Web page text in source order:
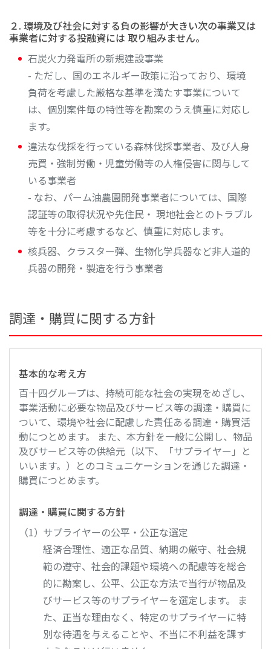
２. 環境及び社会に対する負の影響が大きい次の事業又は
事業者に対する投融資には 取り組みません。
石炭火力発電所の新規建設事業
- ただし、国のエネルギー政策に沿っており、環境
負荷を考慮した厳格な基準を満たす事業について
は、個別案件毎の特性等を勘案のうえ慎重に対応し
ます。
違法な伐採を行っている森林伐採事業者、及び人身
売買・強制労働・児童労働等の人権侵害に関与して
いる事業者
- なお、パーム油農園開発事業者については、国際
認証等の取得状況や先住民・ 現地社会とのトラブル
等を十分に考慮するなど、慎重に対応します。
核兵器、クラスター弾、生物化学兵器など非人道的
兵器の開発・製造を行う事業者
調達・購買に関する方針
基本的な考え方
百十四グループは、持続可能な社会の実現をめざし、
事業活動に必要な物品及びサービス等の調達・購買に
ついて、環境や社会に配慮した責任ある調達・購買活
動につとめます。 また、本方針を一般に公開し、物品
及びサービス等の供給元（以下、「サプライヤー」と
いいます。）とのコミュニケーションを通じた調達・
購買につとめます。
調達・購買に関する方針
サプライヤーの公平・公正な選定
経済合理性、適正な品質、納期の厳守、社会規
範の遵守、社会的課題や環境への配慮等を総合
的に勘案し、公平、公正な方法で当行が物品及
びサービス等のサプライヤーを選定します。 ま
た、正当な理由なく、特定のサプライヤーに特
別な待遇を与えることや、不当に不利益を課す